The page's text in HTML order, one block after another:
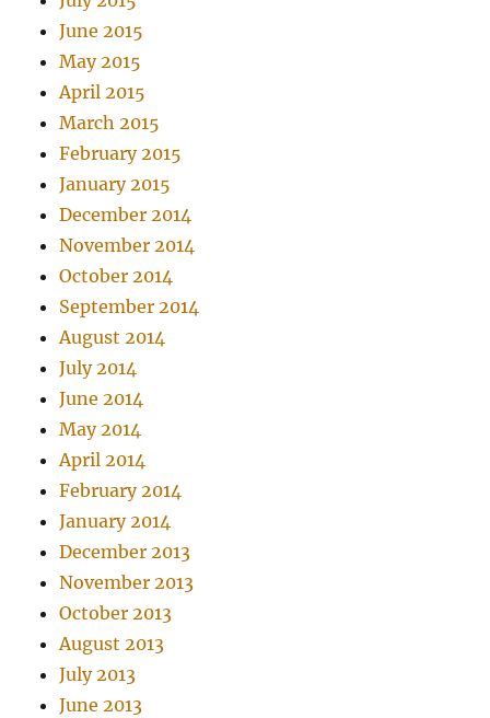
June 2015
May 2015
April 2015
March 2015
February 2015
January 2015
December 2014
November 2014
October 2014
September 2014
August 2014
July 2014
June 2014
May 2014
April 2014
February 2014
January 2014
December 2013
November 2013
October 2013
August 2013
July 2013
June 2013